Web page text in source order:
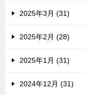
2025年3月 (31)
2025年2月 (28)
2025年1月 (31)
2024年12月 (31)